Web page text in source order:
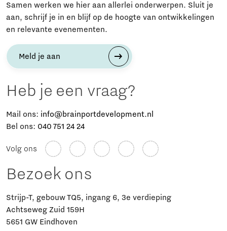
Samen werken we hier aan allerlei onderwerpen. Sluit je
aan, schrijf je in en blijf op de hoogte van ontwikkelingen
en relevante evenementen.
Meld je aan
Heb je een vraag?
Mail ons: info@brainportdevelopment.nl
Bel ons: 040 751 24 24
Volg ons
Bezoek ons
Strijp-T, gebouw TQ5, ingang 6, 3e verdieping
Achtseweg Zuid 159H
5651 GW Eindhoven